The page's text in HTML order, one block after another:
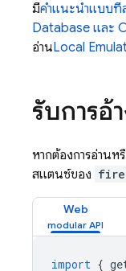
มีคำแนะนำแบบที
Database และ
อ่านLocal
รับการอ้
หากต้องการอ่าน
สแตนซ์ของ
Web
import {